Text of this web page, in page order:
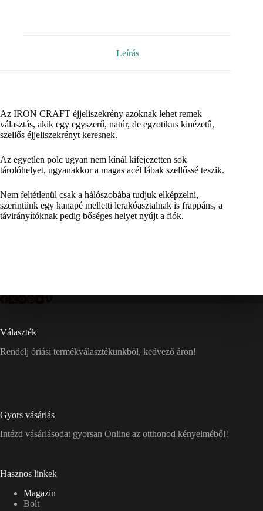
Leírás
Az IRON CRAFT éjjeliszekrény azoknak lehet remek
választás, akik egy egyszerű, natúr, de egzotikus kinézetű,
szellős éjjeliszekrényt keresnek.
Az egyetlen polc ugyan nem kínál kifejezetten sok
tárolóhelyet, ugyanakkor a magas acél lábak szellőssé teszik.
Nem feltétlenül csak a hálószobába tudjuk elképzelni,
szerintünk egy kanapé melletti lerakóasztalnak is frappáns, a
távirányítóknak pedig bőséges helyet nyújt a fiók.
Választék
Rendelj óriási termékválasztékunkból, kedvező áron!
Gyors vásárlás
Intézd vásárlásodat gyorsan Online az otthonod kényelméből!
Hasznos linkek
Magazin
Bolt